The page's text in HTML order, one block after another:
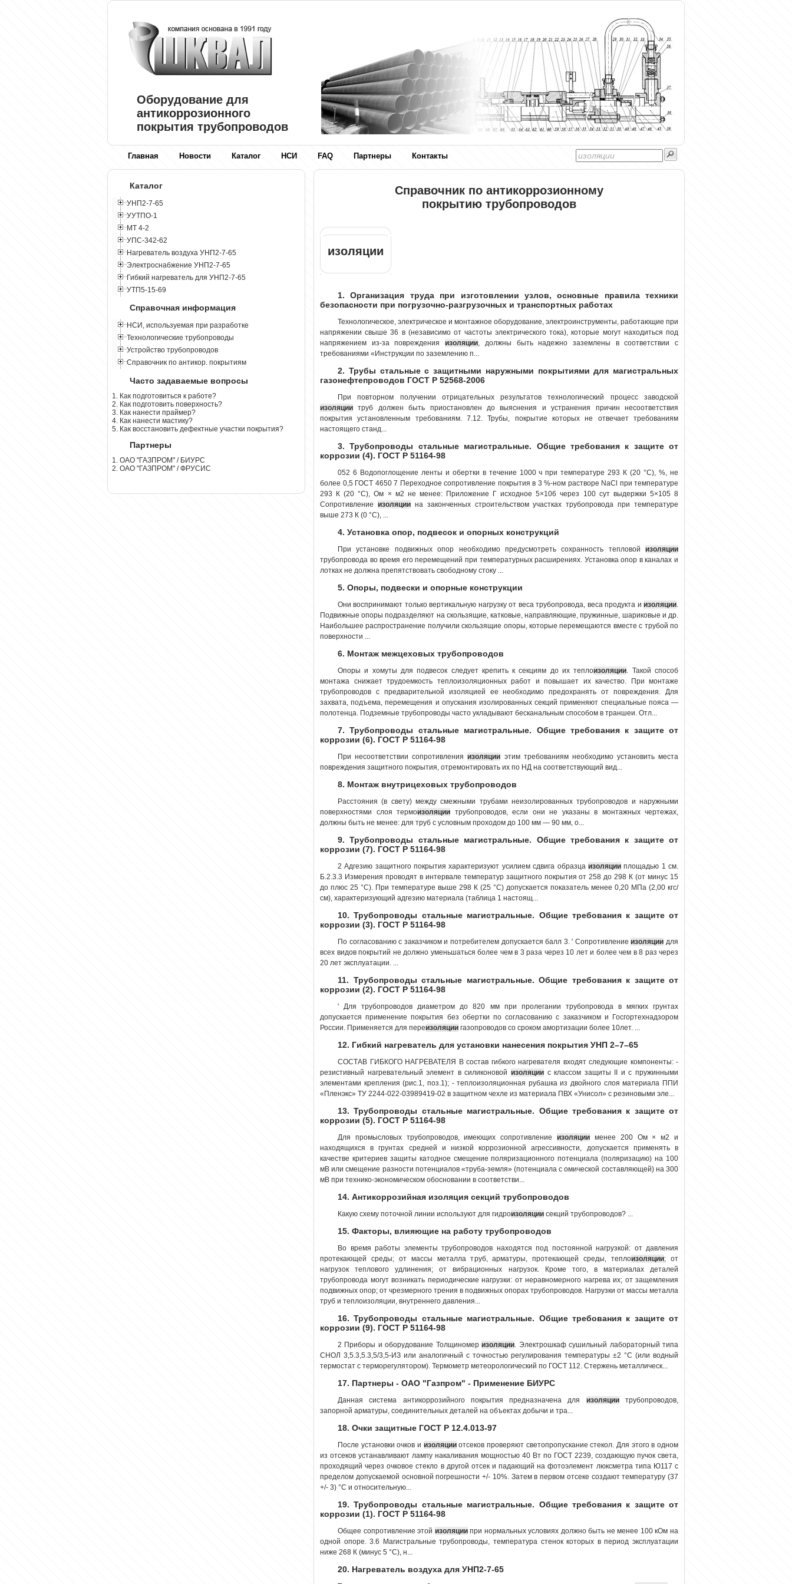
Оборудование для
антикоррозионного
покрытия трубопроводов
Главная Новости Каталог НСИ FAQ Партнеры Контакты
Справочник по антикоррозионному
покрытию трубопроводов
изоляции
1. Организация труда при изготовлении узлов, основные правила техники
безопасности при погрузочно-разгрузочных и транспортных работах
Технологическое, электрическое и монтажное оборудование, электроинструменты, работающие при
напряжении свыше 36 в (независимо от частоты электрического тока), которые могут находиться под
напряжением из-за поврежденияизоляции, должны быть надежно заземлены в соответствии с
требованиями «Инструкции по заземлению п...
2. Трубы стальные с защитными наружными покрытиями для магистральных
газонефтепроводов ГОСТ Р 52568-2006
При повторном получении отрицательных результатов технологический процесс заводской
изоляции труб должен быть приостановлен до выяснения и устранения причин несоответствия
покрытия установленным требованиям. 7.12. Трубы, покрытие которых не отвечает требованиям
настоящего станд...
3. Трубопроводы стальные магистральные. Общие требования к защите от
коррозии (4). ГОСТ Р 51164-98
052 6 Водопоглощение ленты и обертки в течение 1000 ч при температуре 293 К (20 °С), %, не
более 0,5 ГОСТ 4650 7 Переходное сопротивление покрытия в 3 %-ном растворе NaCl при температуре
293 К (20 °С), Ом × м2 не менее: Приложение Г исходное 5×106 через 100 сут выдержки 5×105 8
Сопротивление изоляциина законченных строительством участках трубопровода при температуре
выше 273 К (0 °С), ...
4. Установка опор, подвесок и опорных конструкций
При установке подвижных опор необходимо предусмотреть сохранность тепловой изоляции
трубопровода во время его перемещений при температурных расширениях. Установка опор в каналах и
лотках не должна препятствовать свободному стоку ...
5. Опоры, подвески и опорные конструкции
Они воспринимают только вертикальную нагрузку от веса трубопровода, веса продукта и изоляции.
Подвижные опоры подразделяют на скользящие, катковые, направляющие, пружинные, шариковые и др.
Наибольшее распространение получили скользящие опоры, которые перемещаются вместе с трубой по
поверхности ...
6. Монтаж межцеховых трубопроводов
Опоры и хомуты для подвесок следует крепить к секциям до их теплоизоляции. Такой способ
монтажа снижает трудоемкость теплоизоляционных работ и повышает их качество. При монтаже
трубопроводов с предварительной изоляцией ее необходимо предохранять от повреждения. Для
захвата, подъема, перемещения и опускания изолированных секций применяют специальные пояса —
полотенца. Подземные трубопроводы часто укладывают бесканальным способом в траншеи. Отл...
7. Трубопроводы стальные магистральные. Общие требования к защите от
коррозии (6). ГОСТ Р 51164-98
При несоответствии сопротивленияизоляции этим требованиям необходимо установить места
повреждения защитного покрытия, отремонтировать их по НД на соответствующий вид...
8. Монтаж внутрицеховых трубопроводов
Расстояния (в свету) между смежными трубами неизолированных трубопроводов и наружными
поверхностями слоя термоизоляции трубопроводов, если они не указаны в монтажных чертежах,
должны быть не менее: для труб с условным проходом до 100 мм — 90 мм, о...
9. Трубопроводы стальные магистральные. Общие требования к защите от
коррозии (7). ГОСТ Р 51164-98
2 Адгезию защитного покрытия характеризуют усилием сдвига образца изоляцииплощадью 1 см.
Б.2.3.3 Измерения проводят в интервале температур защитного покрытия от 258 до 298 К (от минус 15
до плюс 25 °С). При температуре выше 298 К (25 °С) допускается показатель менее 0,20 МПа (2,00 кгс/
см), характеризующий адгезию материала (таблица 1 настоящ...
10. Трубопроводы стальные магистральные. Общие требования к защите от
коррозии (3). ГОСТ Р 51164-98
По согласованию с заказчиком и потребителем допускается балл 3. ' Сопротивлениеизоляции для
всех видов покрытий не должно уменьшаться более чем в 3 раза через 10 лет и более чем в 8 раз через
20 лет эксплуатации. ...
11. Трубопроводы стальные магистральные. Общие требования к защите от
коррозии (2). ГОСТ Р 51164-98
' Для трубопроводов диаметром до 820 мм при пролегании трубопровода в мягких грунтах
допускается применение покрытия без обертки по согласованию с заказчиком и Госгортехнадзором
России. Применяется для переизоляции газопроводов со сроком амортизации более 10лет. ...
12. Гибкий нагреватель для установки нанесения покрытия УНП 2–7–65
СОСТАВ ГИБКОГО НАГРЕВАТЕЛЯ В состав гибкого нагревателя входят следующие компоненты: -
резистивный нагревательный элемент в силиконовой изоляциис классом защиты II и с пружинными
элементами крепления (рис.1, поз.1); - теплоизоляционная рубашка из двойного слоя материала ППИ
«Пленэкс» ТУ 2244-022-03989419-02 в защитном чехле из материала ПВХ «Унисол» с резиновыми эле...
13. Трубопроводы стальные магистральные. Общие требования к защите от
коррозии (5). ГОСТ Р 51164-98
Для промысловых трубопроводов, имеющих сопротивлениеизоляции менее 200 Ом × м2 и
находящихся в грунтах средней и низкой коррозионной агрессивности, допускается применять в
качестве критериев защиты катодное смещение поляризационного потенциала (поляризацию) на 100
мВ или смещение разности потенциалов «труба-земля» (потенциала с омической составляющей) на 300
мВ при технико-экономическом обосновании в соответстви...
14. Антикоррозийная изоляция секций трубопроводов
Какую схему поточной линии используют для гидроизоляции секций трубопроводов? ...
15. Факторы, влияющие на работу трубопроводов
Во время работы элементы трубопроводов находятся под постоянной нагрузкой: от давления
протекающей среды; от массы металла труб, арматуры, протекающей среды, теплоизоляции; от
нагрузок теплового удлинения; от вибрационных нагрузок. Кроме того, в материалах деталей
трубопровода могут возникать периодические нагрузки: от неравномерного нагрева их; от защемления
подвижных опор; от чрезмерного трения в подвижных опорах трубопроводов. Нагрузки от массы металла
труб и теплоизоляции, внутреннего давления...
16. Трубопроводы стальные магистральные. Общие требования к защите от
коррозии (9). ГОСТ Р 51164-98
2 Приборы и оборудование Толщиномеризоляции. Электрошкаф сушильный лабораторный типа
СНОЛ 3,5.3,5.3,5/3,5-ИЗ или аналогичный с точностью регулирования температуры ±2 °С (или водный
термостат с терморегулятором). Термометр метеорологический по ГОСТ 112. Стержень металлическ...
17. Партнеры - ОАО "Газпром" - Применение БИУРС
Данная система антикоррозийного покрытия предназначена для изоляциитрубопроводов,
запорной арматуры, соединительных деталей на объектах добычи и тра...
18. Очки защитные ГОСТ Р 12.4.013-97
После установки очков и изоляцииотсеков проверяют светопропускание стекол. Для этого в одном
из отсеков устанавливают лампу накаливания мощностью 40 Вт по ГОСТ 2239, создающую пучок света,
проходящий через очковое стекло в другой отсек и падающий на фотоэлемент люксметра типа Ю117 с
пределом допускаемой основной погрешности +/- 10%. Затем в первом отсеке создают температуру (37
+/- 3) °С и относительную...
19. Трубопроводы стальные магистральные. Общие требования к защите от
коррозии (1). ГОСТ Р 51164-98
Общее сопротивление этой изоляциипри нормальных условиях должно быть не менее 100 кОм на
одной опоре. 3.6 Магистральные трубопроводы, температура стенок которых в период эксплуатации
ниже 268 К (минус 5 °С), н...
20. Нагреватель воздуха для УНП2-7-65
Каталог
УНП2-7-65
УУТПО-1
МТ 4-2
УПС-342-62
Нагреватель воздуха УНП2-7-65
Электроснабжение УНП2-7-65
Гибкий нагреватель для УНП2-7-65
УТП5-15-69
Справочная информация
НСИ, используемая при разработке
Технологические трубопроводы
Устройство трубопроводов
Справочник по антикор. покрытиям
Часто задаваемые вопросы
1. Как подготовиться к работе?
2. Как подготовить поверхность?
3. Как нанести праймер?
4. Как нанести мастику?
5. Как восстановить дефектные участки покрытия?
Партнеры
1. ОАО "ГАЗПРОМ" / БИУРС
2. ОАО "ГАЗПРОМ" / ФРУСИС